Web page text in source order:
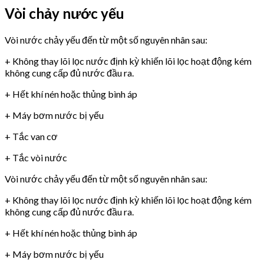
Vòi chảy nước yếu
Vòi nước chảy yếu đến từ một số nguyên nhân sau:
+ Không thay lõi lọc nước định kỳ khiến lõi lọc hoạt động kém
không cung cấp đủ nước đầu ra.
+ Hết khí nén hoặc thủng bình áp
+ Máy bơm nước bị yếu
+ Tắc van cơ
+ Tắc vòi nước
Vòi nước chảy yếu đến từ một số nguyên nhân sau:
+ Không thay lõi lọc nước định kỳ khiến lõi lọc hoạt động kém
không cung cấp đủ nước đầu ra.
+ Hết khí nén hoặc thủng bình áp
+ Máy bơm nước bị yếu